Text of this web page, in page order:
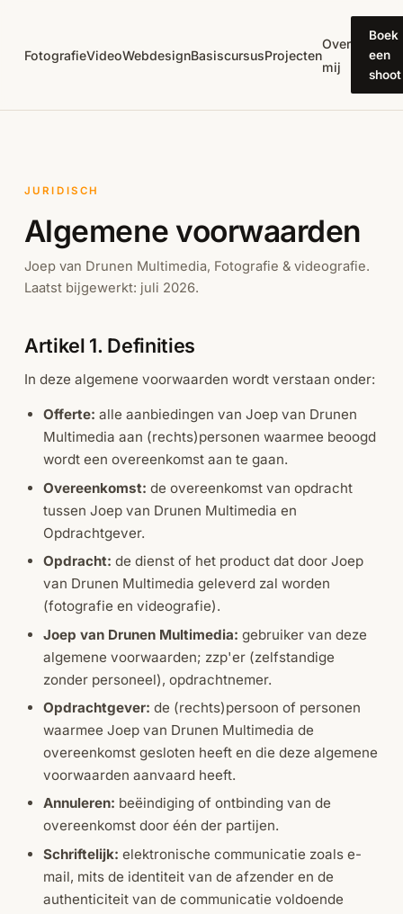
FotografieVideoWebdesignBasiscursusProjecten
Over
mij
Boek
een
shoot
JURIDISCH
Algemene voorwaarden
Joep van Drunen Multimedia, Fotografie & videografie.
Laatst bijgewerkt: juli 2026.
Artikel 1. Definities
In deze algemene voorwaarden wordt verstaan onder:
Offerte: alle aanbiedingen van Joep van Drunen
Multimedia aan (rechts)personen waarmee beoogd
wordt een overeenkomst aan te gaan.
Overeenkomst: de overeenkomst van opdracht
tussen Joep van Drunen Multimedia en
Opdrachtgever.
Opdracht: de dienst of het product dat door Joep
van Drunen Multimedia geleverd zal worden
(fotografie en videografie).
Joep van Drunen Multimedia: gebruiker van deze
algemene voorwaarden; zzp'er (zelfstandige
zonder personeel), opdrachtnemer.
Opdrachtgever: de (rechts)persoon of personen
waarmee Joep van Drunen Multimedia de
overeenkomst gesloten heeft en die deze algemene
voorwaarden aanvaard heeft.
Annuleren: beëindiging of ontbinding van de
overeenkomst door één der partijen.
Schriftelijk: elektronische communicatie zoals e-
mail, mits de identiteit van de afzender en de
authenticiteit van de communicatie voldoende